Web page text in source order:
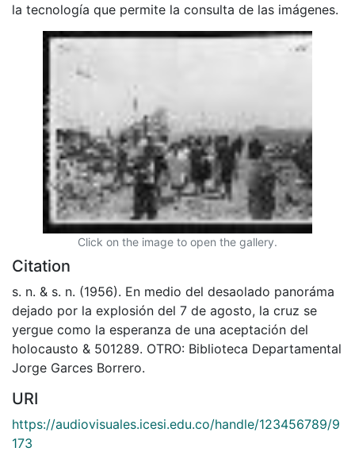
la tecnología que permite la consulta de las imágenes.
Click on the image to open the gallery.
Citation
s. n. & s. n. (1956). En medio del desaolado panoráma
dejado por la explosión del 7 de agosto, la cruz se
yergue como la esperanza de una aceptación del
holocausto & 501289. OTRO: Biblioteca Departamental
Jorge Garces Borrero.
URI
https://audiovisuales.icesi.edu.co/handle/123456789/9
173